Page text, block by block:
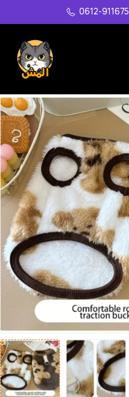
0612-911675